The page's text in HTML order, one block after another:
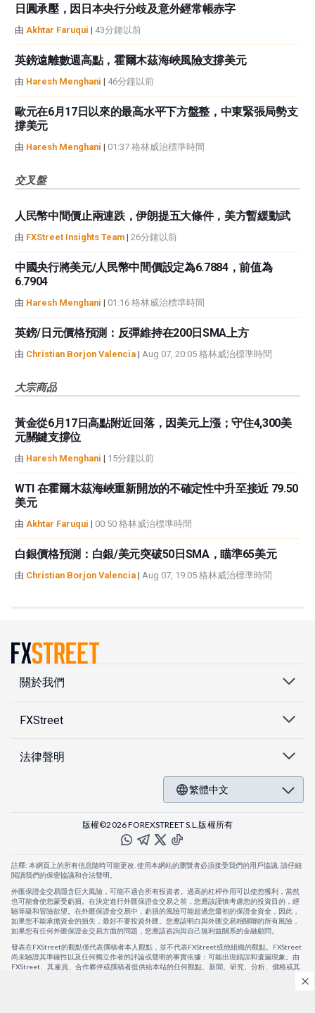
日圓承壓，因日本央行分歧及意外經常帳赤字
由 Akhtar Faruqui | 43分鐘以前
英鎊遠離數週高點，霍爾木茲海峽風險支撐美元
由 Haresh Menghani | 46分鐘以前
歐元在6月17日以來的最高水平下方盤整，中東緊張局勢支
撐美元
由 Haresh Menghani | 01:37 格林威治標準時間
交叉盤
人民幣中間價止兩連跌，伊朗提五大條件，美方暫緩動武
由 FXStreet Insights Team | 26分鐘以前
中國央行將美元/人民幣中間價設定為6.7884，前值為
6.7904
由 Haresh Menghani | 01:16 格林威治標準時間
英鎊/日元價格預測：反彈維持在200日SMA上方
由 Christian Borjon Valencia | Aug 07, 20:05 格林威治標準時間
大宗商品
黃金從6月17日高點附近回落，因美元上漲；守住4,300美
元關鍵支撐位
由 Haresh Menghani | 15分鐘以前
WTI 在霍爾木茲海峽重新開放的不確定性中升至接近 79.50
美元
由 Akhtar Faruqui | 00:50 格林威治標準時間
白銀價格預測：白銀/美元突破50日SMA，瞄準65美元
由 Christian Borjon Valencia | Aug 07, 19:05 格林威治標準時間
關於我們
FXStreet
法律聲明
繁體中文
版權©2026 FOREXSTREET S.L.版權所有
註釋: 本網頁上的所有信息隨時可能更改. 使用本網站的瀏覽者必須接受我們的用戶協議. 請仔細
閱讀我們的保密協議和合法聲明。
外匯保證金交易隱含巨大風險，可能不適合所有投資者。過高的杠桿作用可以使您獲利，當然
也可能會使您蒙受虧損。在決定進行外匯保證金交易之前，您應該謹慎考慮您的投資目的，經
驗等級和冒險欲望。在外匯保證金交易中，虧損的風險可能超過您最初的保證金資金，因此，
如果您不能承擔資金的損失，最好不要投資外匯。您應該明白與外匯交易相關聯的所有風險，
如果您有任何外匯保證金交易方面的問題，您應該咨詢與自己無利益關系的金融顧問。
發表在FXStreet的觀點僅代表撰稿者本人觀點，並不代表FXStreet或他組織的觀點。FXStreet
尚未驗證其準確性以及任何獨立作者的評論或聲明的事實依據：可能出現錯誤和遺漏現象。由
FXStreet、其雇員、合作夥伴或撰稿者提供給本站的任何觀點、新聞、研究、分析、價格或其